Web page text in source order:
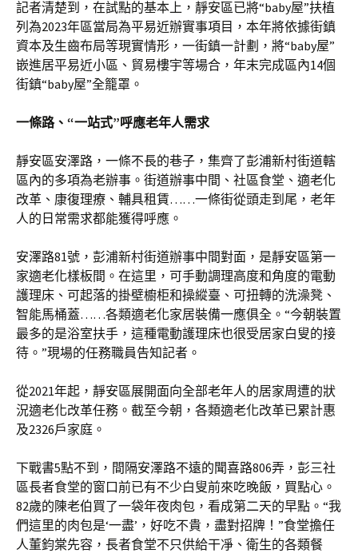
記者清楚到，在試點的基本上，靜安區已將“baby屋”扶植
列為2023年區當局為平易近辦實事項目，本年將依據街鎮
資本及生齒布局等現實情形，一街鎮一計劃，將“baby屋”
嵌進居平易近小區、貿易樓宇等場合，年末完成區內14個
街鎮“baby屋”全籠罩。
一條路、“一站式”呼應老年人需求
靜安區安澤路，一條不長的巷子，集齊了彭浦新村街道轄
區內的多項為老辦事。街道辦事中間、社區食堂、適老化
改革、康復理療、輔具租賃……一條街從頭走到尾，老年
人的日常需求都能獲得呼應。
安澤路81號，彭浦新村街道辦事中間對面，是靜安區第一
家適老化樣板間。在這里，可手動調理高度和角度的電動
護理床、可起落的掛壁櫥柜和操縱臺、可扭轉的洗澡凳、
智能馬桶蓋……各類適老化家居裝備一應俱全。“今朝裝置
最多的是浴室扶手，這種電動護理床也很受居家白叟的接
待。”現場的任務職員告知記者。
從2021年起，靜安區展開面向全部老年人的居家周遭的狀
況適老化改革任務。截至今朝，各類適老化改革已累計惠
及2326戶家庭。
下戰書5點不到，間隔安澤路不遠的聞喜路806弄，彭三社
區長者食堂的窗口前已有不少白叟前來吃晚飯，買點心。
82歲的陳老伯買了一袋年夜肉包，看成第二天的早點。“我
們這里的肉包是‘一盡’，好吃不貴，盡對招牌！”食堂擔任
人董鈞棠先容，長者食堂不只供給干凈、衛生的各類餐